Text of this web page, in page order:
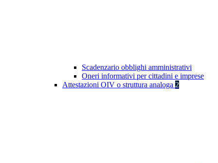
Scadenzario obblighi amministrativi
Oneri informativi per cittadini e imprese
Attestazioni OIV o struttura analoga 2